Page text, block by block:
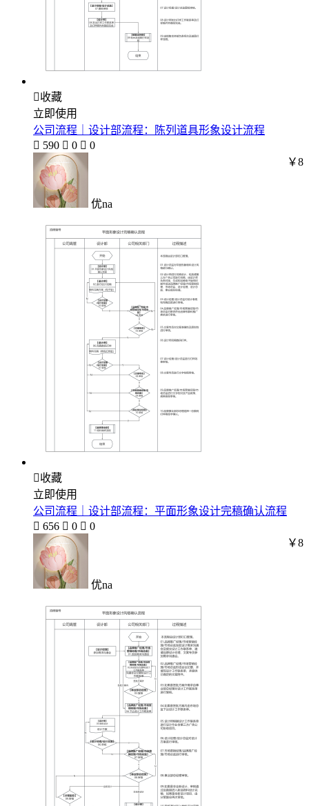
收藏
立即使用
公司流程｜设计部流程：陈列道具形象设计流程
 590  0  0
优na
￥8
收藏
立即使用
公司流程｜设计部流程：平面形象设计完稿确认流程
 656  0  0
优na
￥8